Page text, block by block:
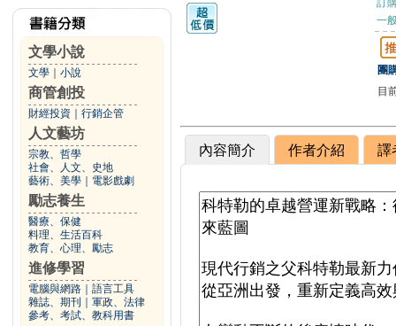
文學小說
文學 小說
商管創投
財經投資 行銷企管
人文藝坊
宗教、哲學
社會、人文、史地
藝術、美學
電影戲劇
勵志養生
醫療、保健
料理、生活百科
教育、心理、勵志
進修學習
電腦與網路
語言工具
雜誌、期刊
軍政、法律
參考、考試、教科用書
訂
一
團
目
內容簡介 作者介紹 譯